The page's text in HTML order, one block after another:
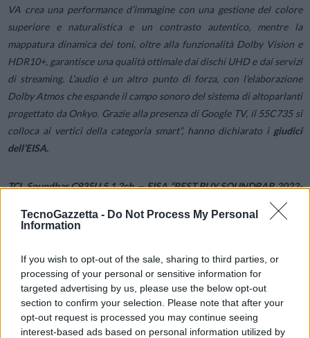
TecnoGazzetta - Do Not Process My Personal
Information
If you wish to opt-out of the sale, sharing to third parties, or
processing of your personal or sensitive information for
targeted advertising by us, please use the below opt-out
section to confirm your selection. Please note that after your
opt-out request is processed you may continue seeing
interest-based ads based on personal information utilized by
VA crea una performance d’immagine con una gestione del colore
superiore e naturalistica e un contrasto autentico, mentre la
mappatura dinamica dei toni, oltre alla funzionalità Dolby Vision e
HDR10+, garantisce una qualità ottimale dai dischi UHD e dai servizi
di streaming. L’audio è un altro punto di forza, con l’elaborazione
Dolby Atmos che espande il campo sonoro del sistema di altoparlanti
progettato da Onkyo. Grazie alla presenza di Google TV, il 55C735 si
colloca ai vertici della categoria smart”, hanno dichiarato i giudici
dell’EISA.
TCL Soundbar C935U 5.1.2ch — EISA “BEST BUY SOUNDBAR 2022-
2022-2023, TCL dimostra ancora una volta che si possono avere
prestazioni audio coinvolgenti e tecnologie più avanzate a prezzi
contenuti. L’ultima soundbar TCL 5.1.2 offre agli utenti tutto ciò di
cui possono aver bisogno per un’esperienza indimenticabile: bassi
potenti, altoparlanti incorporati che avvolgono l’utente, il quale si